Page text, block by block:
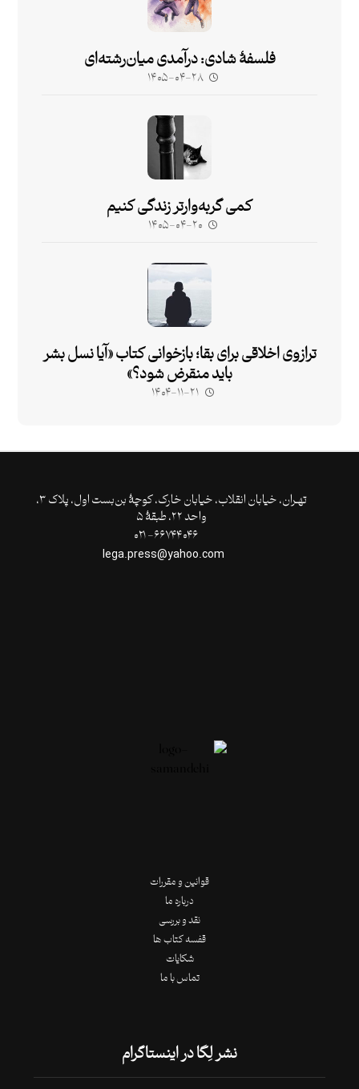
فلسفۀ شادی: درآمدی میان‌رشته‌ای
۱۴۰۵-۰۴-۲۸
کمی گربه‌وارتر زندگی کنیم
۱۴۰۵-۰۴-۲۰
ترازوی اخلاقی برای بقا؛ بازخوانی کتاب «آیا نسل بشر
باید منقرض شود؟»
۱۴۰۴-۱۱-۲۱
تهـران،‌ خیابان انقلاب، خیابان خارک، کوچۀ بن‌بست اول، پلاک ۳،
واحد ۲۲، طبقۀ ۵
قوانین و مقررات
درباره ما
نقد و بررسی
قفسه کتاب ها
شکایات
تماس با ما
نشر لِگا در اینستاگرام